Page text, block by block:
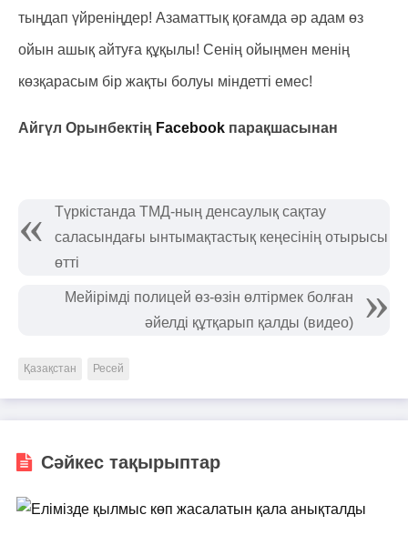
тыңдап үйреніңдер! Азаматтық қоғамда әр адам өз
ойын ашық айтуға құқылы! Сенің ойыңмен менің
көзқарасым бір жақты болуы міндетті емес!
Айгүл Орынбектің Facebook парақшасынан
Түркістанда ТМД-ның денсаулық сақтау
саласындағы ынтымақтастық кеңесінің отырысы
өтті
Мейірімді полицей өз-өзін өлтірмек болған
әйелді құтқарып қалды (видео)
Қазақстан Ресей
Сәйкес тақырыптар